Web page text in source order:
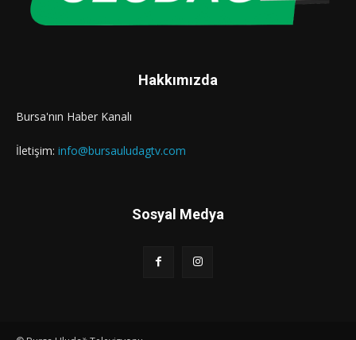
Hakkımızda
Bursa'nın Haber Kanalı
İletişim: info@bursauludagtv.com
Sosyal Medya